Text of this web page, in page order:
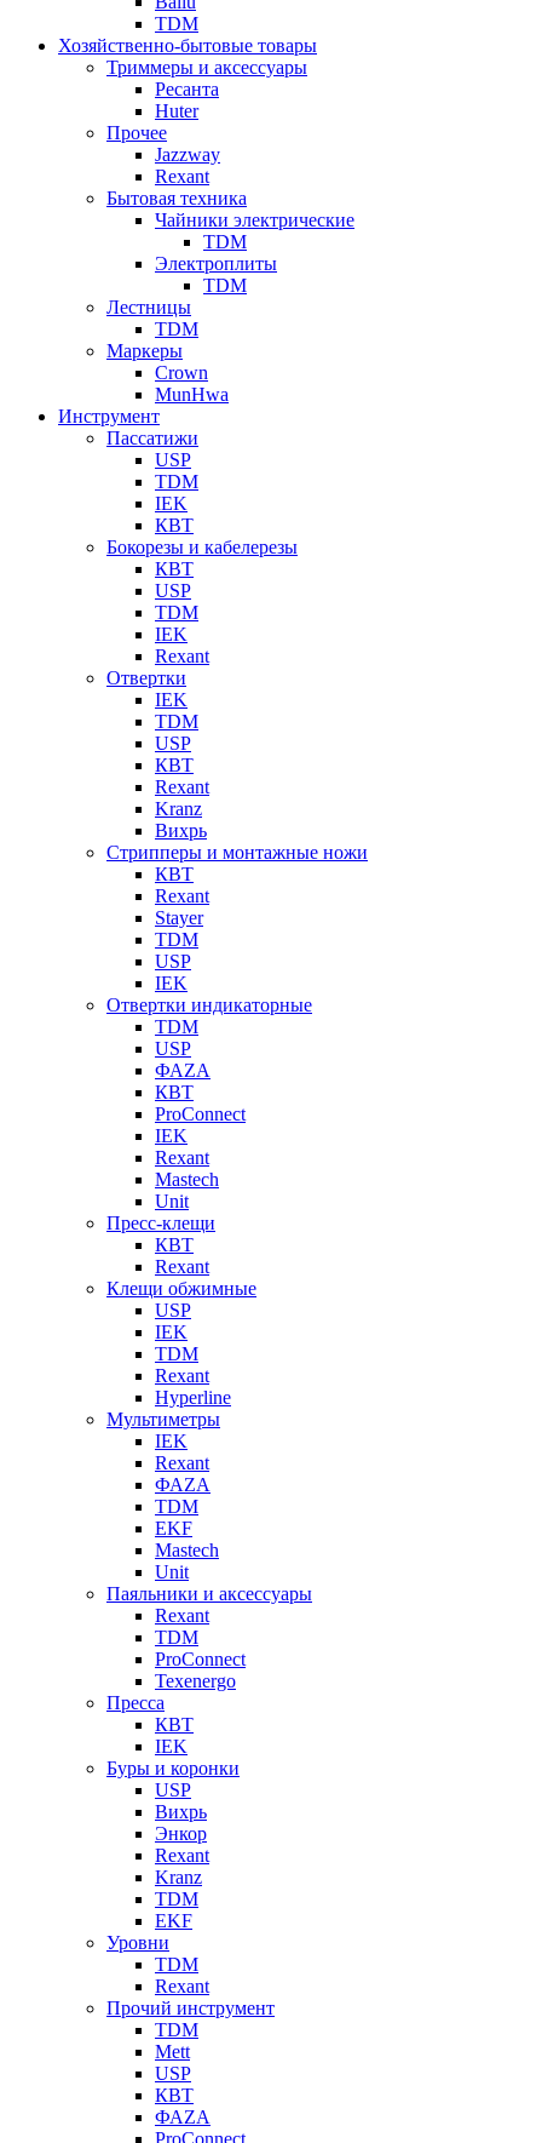
TDM
Хозяйственно-бытовые товары
Триммеры и аксессуары
Ресанта
Huter
Прочее
Jazzway
Rexant
Бытовая техника
Чайники электрические
TDM
Электроплиты
TDM
Лестницы
TDM
Маркеры
Crown
MunHwa
Инструмент
Пассатижи
USP
TDM
IEK
КВТ
Бокорезы и кабелерезы
КВТ
USP
TDM
IEK
Rexant
Отвертки
IEK
TDM
USP
КВТ
Rexant
Kranz
Вихрь
Стрипперы и монтажные ножи
КВТ
Rexant
Stayer
TDM
USP
IEK
Отвертки индикаторные
TDM
USP
ФАZА
КВТ
ProConnect
IEK
Rexant
Mastech
Unit
Пресс-клещи
КВТ
Rexant
Клещи обжимные
USP
IEK
TDM
Rexant
Hyperline
Мультиметры
IEK
Rexant
ФАZА
TDM
EKF
Mastech
Unit
Паяльники и аксессуары
Rexant
TDM
ProConnect
Texenergo
Пресса
КВТ
IEK
Буры и коронки
USP
Вихрь
Энкор
Rexant
Kranz
TDM
EKF
Уровни
TDM
Rexant
Прочий инструмент
TDM
Mett
USP
КВТ
ФАZА
ProConnect